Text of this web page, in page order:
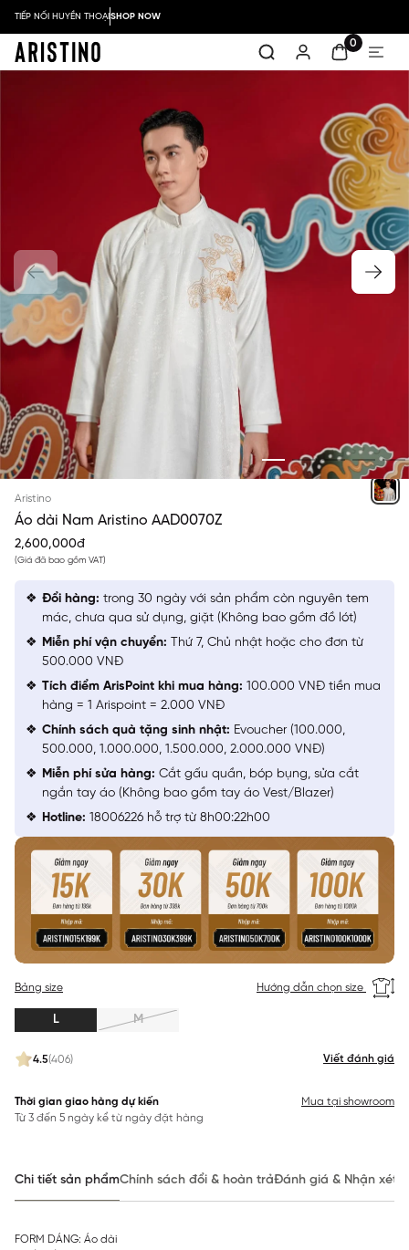
TIẾP NỐI HUYỀN THOẠISHOP NOW
0
Aristino
Áo dài Nam Aristino AAD0070Z
2,600,000đ
(Giá đã bao gồm VAT)
4.5(406) Viết đánh giá
TRẮNG 6 THÊU
Bảng size Hướng dẫn chọn size
L M
Thời gian giao hàng dự kiến
Từ 3 đến 5 ngày kể từ ngày đặt hàng
Mua tại showroom
Đổi hàng: trong 30 ngày với sản phẩm còn nguyên tem
mác, chưa qua sử dụng, giặt (Không bao gồm đồ lót)
Miễn phí vận chuyển: Thứ 7, Chủ nhật hoặc cho đơn từ
500.000 VNĐ
Tích điểm ArisPoint khi mua hàng: 100.000 VNĐ tiền mua
hàng = 1 Arispoint = 2.000 VNĐ
Chính sách quà tặng sinh nhật: Evoucher (100.000,
500.000, 1.000.000, 1.500.000, 2.000.000 VNĐ)
Miễn phí sửa hàng: Cắt gấu quần, bóp bụng, sửa cắt
ngắn tay áo (Không bao gồm tay áo Vest/Blazer)
Hotline: 18006226 hỗ trợ từ 8h00:22h00
Chi tiết sản phẩmChính sách đổi & hoàn trảĐánh giá & Nhận xét
FORM DÁNG: Áo dài